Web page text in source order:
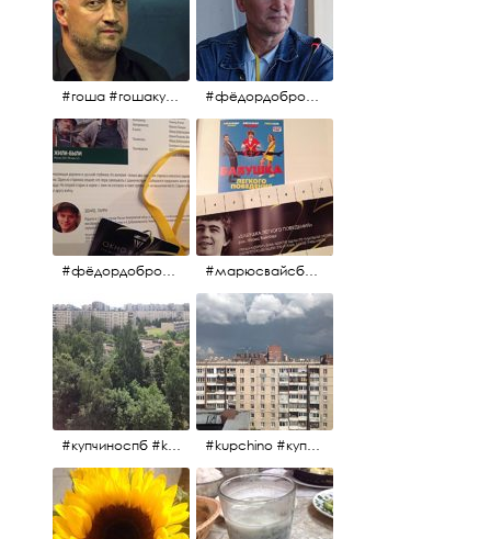
#гоша #гошакуценко #oknofestival #фёдордобронравов #кино #хорошеекино #жилибыли
#фёдордобронравов #эдуардпарри #жилибыли #иринарозанова #марюсвайсберг #александрревва #глюкоза #любовьвбольшомгороде #ххvфестивальроссийскогокино
#купчиноспб #kupchino #kupchino #купчиноспб